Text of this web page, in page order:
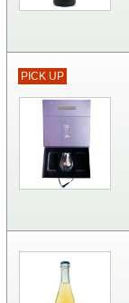
PICK UP